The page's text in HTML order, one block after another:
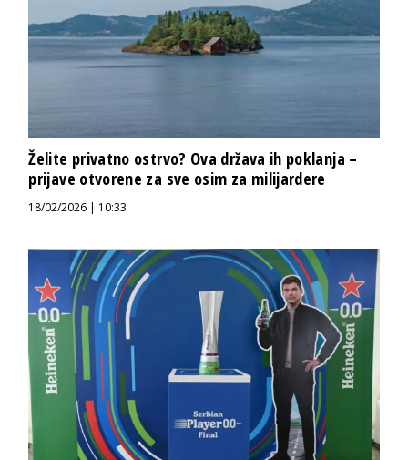
Želite privatno ostrvo? Ova država ih poklanja –
prijave otvorene za sve osim za milijardere
18/02/2026 | 10:33